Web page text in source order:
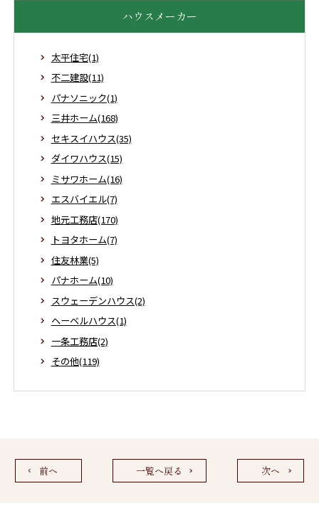
ハウスメーカー
太平住宅(1)
不二建設(11)
パナソニック(1)
三井ホーム(168)
セキスイハウス(35)
ダイワハウス(15)
ミサワホーム(16)
エスバイエル(7)
地元工務店(170)
トヨタホーム(7)
住友林業(5)
パナホーム(10)
スウェーデンハウス(2)
ヘーベルハウス(1)
一条工務店(2)
その他(119)
前へ 一覧へ戻る 次へ